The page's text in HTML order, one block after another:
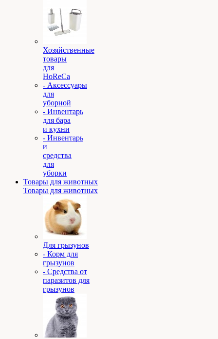
Хозяйственные
товары
для
HoReCa
- Аксессуары
для
уборной
- Инвентарь
для бара
и кухни
- Инвентарь
и
средства
для
уборки
Товары для животных
Товары для животных
Для грызунов
- Корм для
грызунов
- Средства от
паразитов для
грызунов